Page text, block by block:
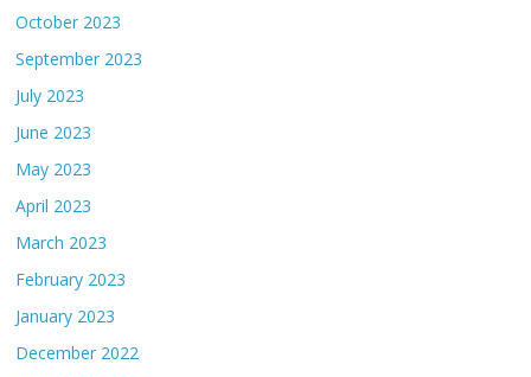
October 2023
September 2023
July 2023
June 2023
May 2023
April 2023
March 2023
February 2023
January 2023
December 2022